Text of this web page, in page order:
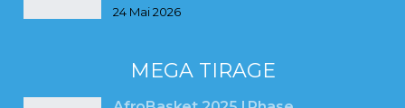
24 Mai 2026
MEGA TIRAGE